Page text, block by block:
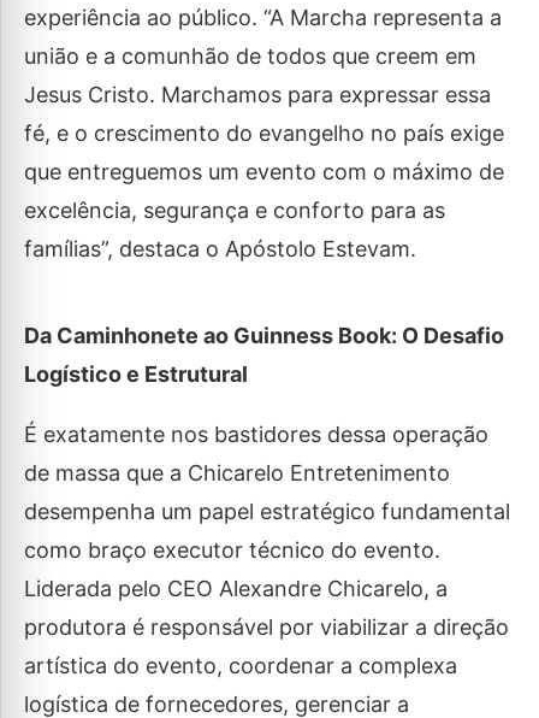
experiência ao público. “A Marcha representa a
união e a comunhão de todos que creem em
Jesus Cristo. Marchamos para expressar essa
fé, e o crescimento do evangelho no país exige
que entreguemos um evento com o máximo de
excelência, segurança e conforto para as
famílias”, destaca o Apóstolo Estevam.
Da Caminhonete ao Guinness Book: O Desafio
Logístico e Estrutural
É exatamente nos bastidores dessa operação
de massa que a Chicarelo Entretenimento
desempenha um papel estratégico fundamental
como braço executor técnico do evento.
Liderada pelo CEO Alexandre Chicarelo, a
produtora é responsável por viabilizar a direção
artística do evento, coordenar a complexa
logística de fornecedores, gerenciar a